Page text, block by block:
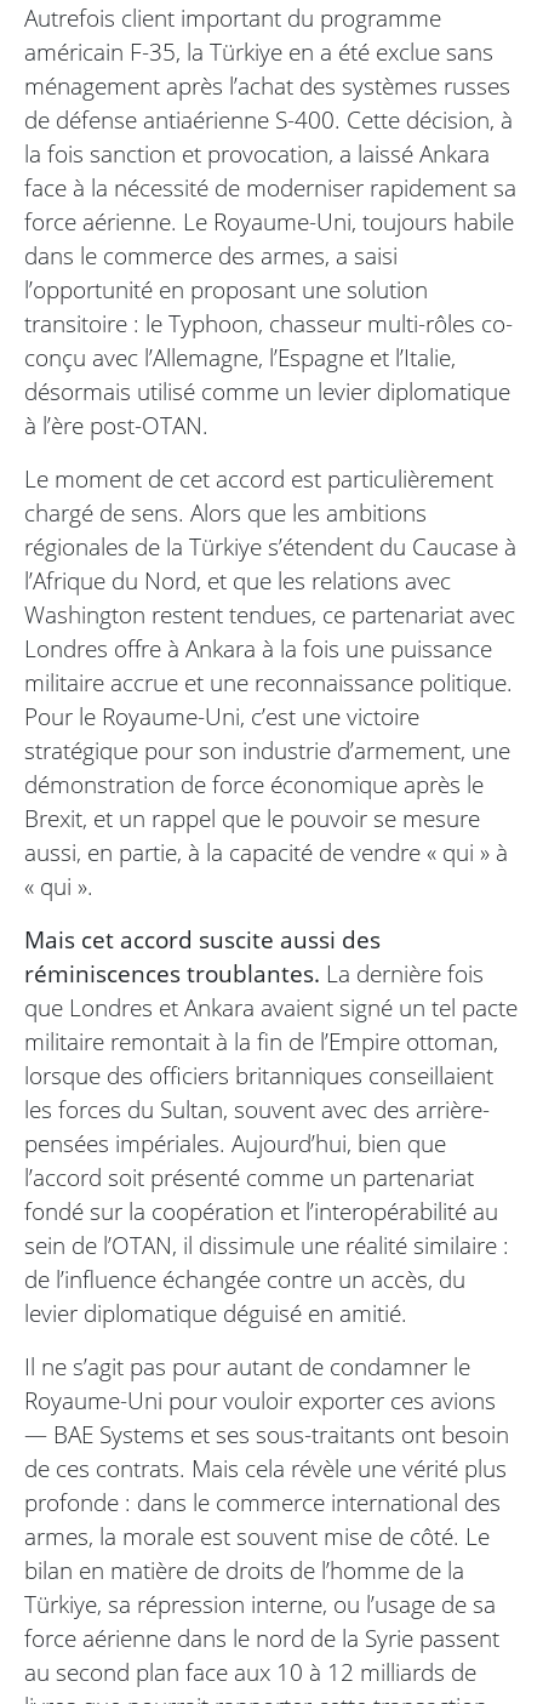
Autrefois client important du programme
américain F-35, la Türkiye en a été exclue sans
ménagement après l’achat des systèmes russes
de défense antiaérienne S-400. Cette décision, à
la fois sanction et provocation, a laissé Ankara
face à la nécessité de moderniser rapidement sa
force aérienne. Le Royaume-Uni, toujours habile
dans le commerce des armes, a saisi
l’opportunité en proposant une solution
transitoire : le Typhoon, chasseur multi-rôles co-
conçu avec l’Allemagne, l’Espagne et l’Italie,
désormais utilisé comme un levier diplomatique
à l’ère post-OTAN.
Le moment de cet accord est particulièrement
chargé de sens. Alors que les ambitions
régionales de la Türkiye s’étendent du Caucase à
l’Afrique du Nord, et que les relations avec
Washington restent tendues, ce partenariat avec
Londres offre à Ankara à la fois une puissance
militaire accrue et une reconnaissance politique.
Pour le Royaume-Uni, c’est une victoire
stratégique pour son industrie d’armement, une
démonstration de force économique après le
Brexit, et un rappel que le pouvoir se mesure
aussi, en partie, à la capacité de vendre « qui » à
« qui ».
Mais cet accord suscite aussi des
réminiscences troublantes. La dernière fois
que Londres et Ankara avaient signé un tel pacte
militaire remontait à la fin de l’Empire ottoman,
lorsque des officiers britanniques conseillaient
les forces du Sultan, souvent avec des arrière-
pensées impériales. Aujourd’hui, bien que
l’accord soit présenté comme un partenariat
fondé sur la coopération et l’interopérabilité au
sein de l’OTAN, il dissimule une réalité similaire :
de l’influence échangée contre un accès, du
levier diplomatique déguisé en amitié.
Il ne s’agit pas pour autant de condamner le
Royaume-Uni pour vouloir exporter ces avions
— BAE Systems et ses sous-traitants ont besoin
de ces contrats. Mais cela révèle une vérité plus
profonde : dans le commerce international des
armes, la morale est souvent mise de côté. Le
bilan en matière de droits de l’homme de la
Türkiye, sa répression interne, ou l’usage de sa
force aérienne dans le nord de la Syrie passent
au second plan face aux 10 à 12 milliards de